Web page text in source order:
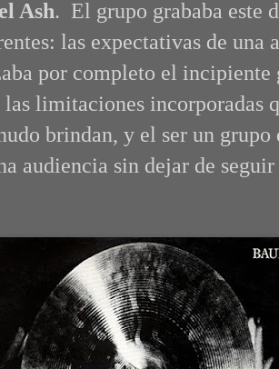
Ash. El grupo grababa este
las expectativas de una
por completo el incipiente
las limitaciones incorporadas
brindan, y el ser un
audiencia sin dejar de